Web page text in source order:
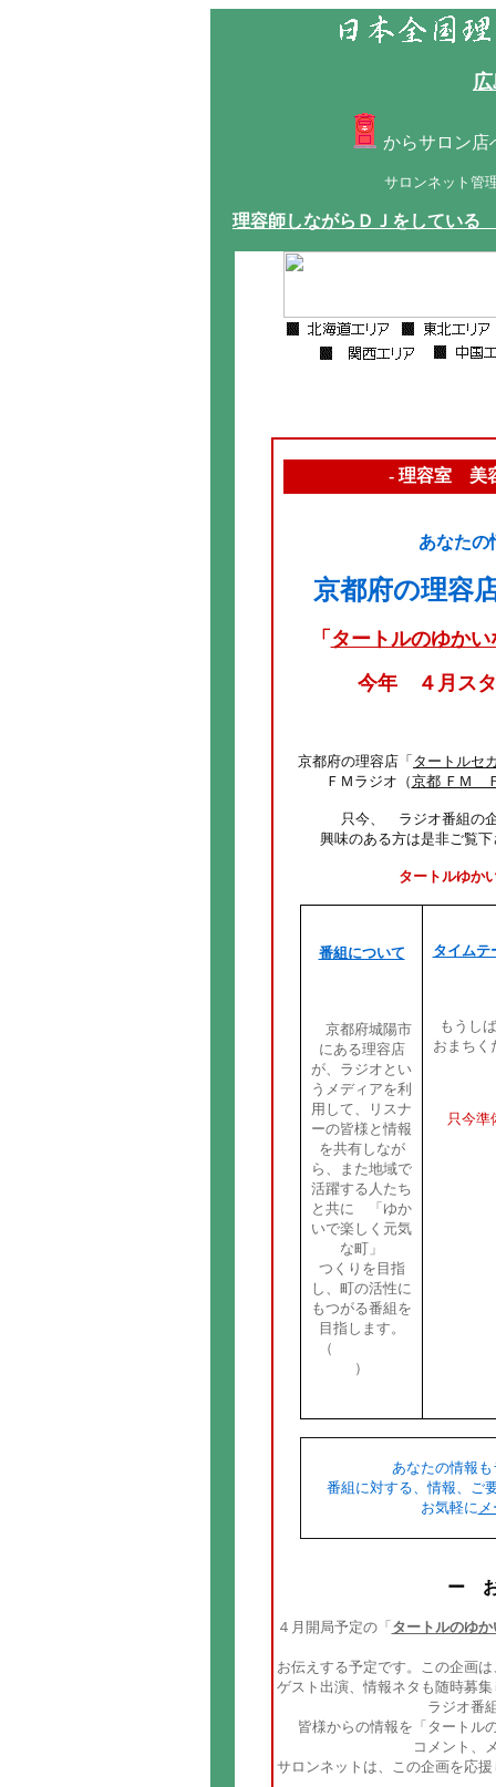
からサロン店
サロンネット管
理容師しながらＤＪをしている
- 理容室 美
あなたの
京都府の理容
「 タートルのゆか
今年 ４月ス
京都府の理容店「 タートルセ
ＦＭラジオ（京都 ＦＭ
只今、 ラジオ番組の
興味のある方は是非ご覧
タートルゆか
番組について
京都府城陽市
にある理容店
が、ラジオとい
うメディアを利
用して、リスナ
ーの皆様と情報
を共有しなが
ら、また地域で
活躍する人たち
と共に 「ゆか
いで楽しく元気
な町」
つくりを目指
し、町の活性に
もつがる番組を
目指します。
（
）
タイムテ
もうし
おまちく
只今準
あなたの情報
番組に対する、情報、ご
お気軽に
ー
４月開局予定の「 タートルのゆ
お伝えする予定です。この企画
ゲスト出演、情報ネタも随時募
ラジオ番
皆様からの情報を「タートル
コメント、
サロンネットは、この企画を応